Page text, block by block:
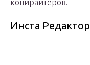
копирайтеров.
Инста Редактор